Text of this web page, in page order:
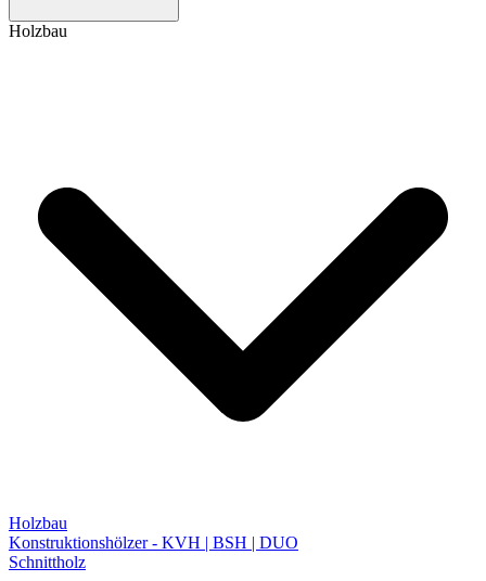
Holzbau
Holzbau
Konstruktionshölzer - KVH | BSH | DUO
Schnittholz